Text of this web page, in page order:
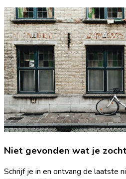
Niet gevonden wat je
Schrijf je in en ontvang de laatste